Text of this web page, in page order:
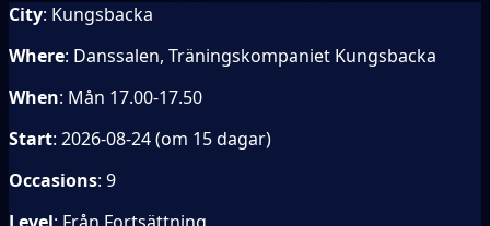
City: Kungsbacka
Where: Danssalen, Träningskompaniet Kungsbacka
When: Mån 17.00-17.50
Start: 2026-08-24 (om 15 dagar)
Occasions: 9